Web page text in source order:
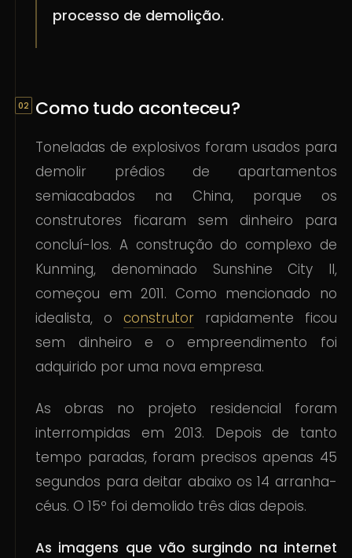
processo de demolição.
Como tudo aconteceu?
Toneladas de explosivos foram usados para
demolir prédios de apartamentos
semiacabados na China, porque os
construtores ficaram sem dinheiro para
concluí-los. A construção do complexo de
Kunming, denominado Sunshine City II,
começou em 2011. Como mencionado no
idealista, o construtor rapidamente ficou
sem dinheiro e o empreendimento foi
adquirido por uma nova empresa.
As obras no projeto residencial foram
interrompidas em 2013. Depois de tanto
tempo paradas, foram precisos apenas 45
segundos para deitar abaixo os 14 arranha-
céus. O 15º foi demolido três dias depois.
As imagens que vão surgindo na internet